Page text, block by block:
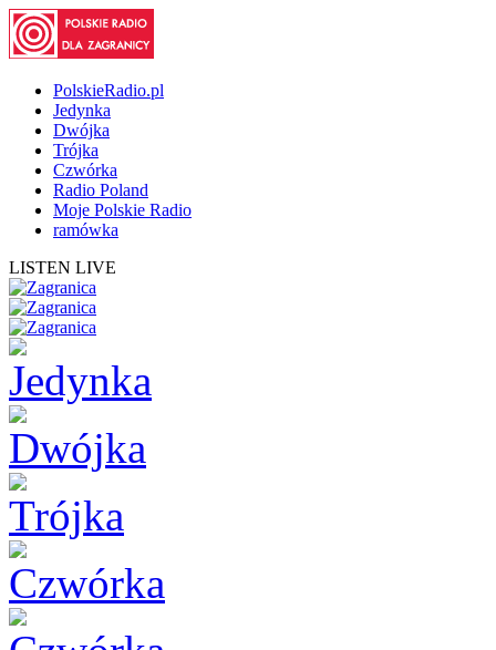
PolskieRadio.pl
Jedynka
Dwójka
Trójka
Czwórka
Radio Poland
Moje Polskie Radio
ramówka
LISTEN LIVE